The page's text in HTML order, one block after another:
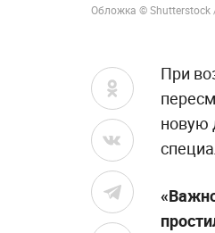
Обложка © Shutterstock
При
новую